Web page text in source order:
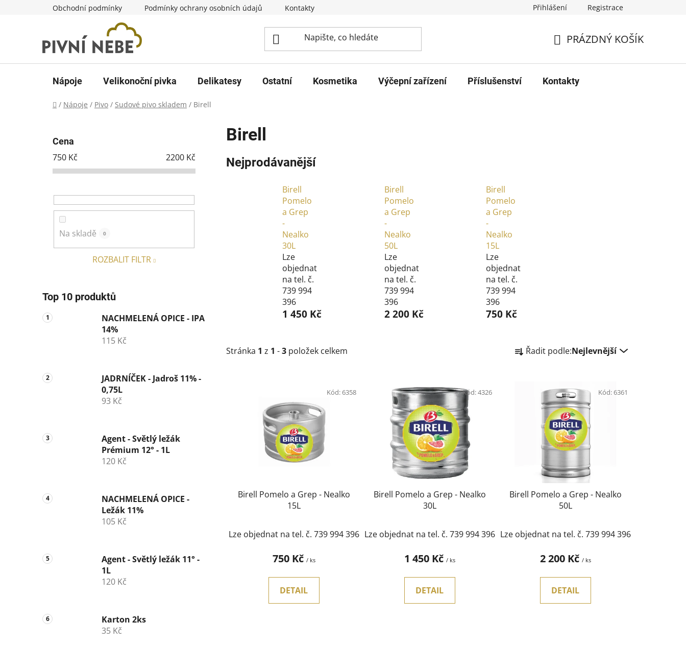
Obchodní podmínky Podmínky ochrany osobních údajů Kontakty Přihlášení Registrace
KOŠÍK
PRÁZDNÝ KOŠÍK
Nápoje Velikonoční pivka Delikatesy Ostatní Kosmetika Výčepní zařízení Příslušenství Kontakty
Domů
/ Nápoje / Pivo / Sudové pivo skladem / Birell
l
Cena
750 Kč 2200 Kč
Na skladě 0
ROZBALIT FILTR
Top 10 produktů
NACHMELENÁ OPICE - IPA
14%
115 Kč
JADRNÍČEK - Jadroš 11% -
0,75L
93 Kč
Agent - Světlý ležák
Prémium 12° - 1L
120 Kč
NACHMELENÁ OPICE -
Ležák 11%
105 Kč
Agent - Světlý ležák 11° -
1L
120 Kč
Karton 2ks
35 Kč
Birell
Nejprodávanější
Birell
Pomelo
a Grep
-
Nealko
30L
Lze
objednat
na tel. č.
739 994
396
1 450 Kč
Birell
Pomelo
a Grep
-
Nealko
50L
Lze
objednat
na tel. č.
739 994
396
2 200 Kč
Birell
Pomelo
a Grep
-
Nealko
15L
Lze
objednat
na tel. č.
739 994
396
750 Kč
Stránka 1 z 1 -3 položek celkem
a
k
Řadit podle:Nejlevnější
t
ů
Birell Pomelo a Grep - Nealko
15L
Lze objednat na tel. č. 739 994 396
750 Kč / ks
DETAIL
Kód:6358
Birell Pomelo a Grep - Nealko
30L
Lze objednat na tel. č. 739 994 396
1 450 Kč / ks
DETAIL
Kód:4326
Birell Pomelo a Grep - Nealko
50L
Lze objednat na tel. č. 739 994 396
2 200 Kč / ks
DETAIL
Kód:6361